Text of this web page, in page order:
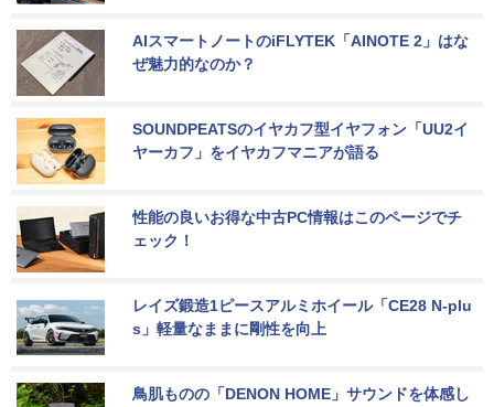
AIスマートノートのiFLYTEK「AINOTE 2」はな
ぜ魅力的なのか？
SOUNDPEATSのイヤカフ型イヤフォン「UU2イ
ヤーカフ」をイヤカフマニアが語る
性能の良いお得な中古PC情報はこのページでチ
ェック！
レイズ鍛造1ピースアルミホイール「CE28 N-plu
s」軽量なままに剛性を向上
鳥肌ものの「DENON HOME」サウンドを体感し